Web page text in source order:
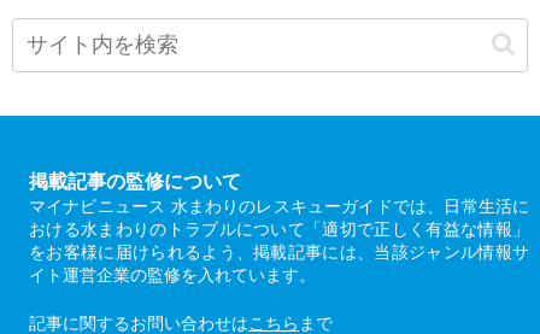
掲載記事の監修について
マイナビニュース 水まわりのレスキューガイドでは、日常生活に
おける水まわりのトラブルについて「適切で正しく有益な情報」
をお客様に届けられるよう、掲載記事には、当該ジャンル情報サ
イト運営企業の監修を入れています。
記事に関するお問い合わせはこちら まで